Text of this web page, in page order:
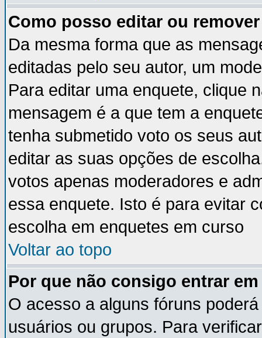
Como posso editar ou
Da mesma forma que as
editadas pelo seu autor, um
Para editar uma enquete, clique
mensagem é a que tem a
tenha submetido voto os seus
editar as suas opções de
votos apenas moderadores e
essa enquete. Isto é para evitar
escolha em enquetes em curso
Voltar ao topo
Por que não consigo entrar
O acesso a alguns fóruns
usuários ou grupos. Para